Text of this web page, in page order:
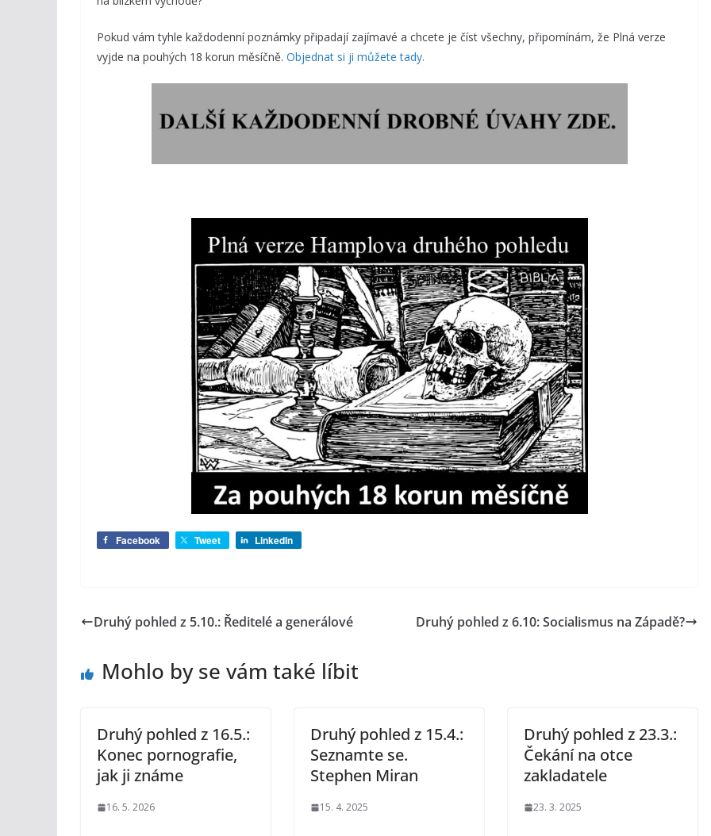
Pokud vám tyhle každodenní poznámky připadají zajímavé a chcete je číst všechny, připomínám, že Plná verze
vyjde na pouhých 18 korun měsíčně. Objednat si ji můžete tady.
Facebook Tweet LinkedIn
Druhý pohled z 5.10.: Ředitelé a generálové Druhý pohled z 6.10: Socialismus na Západě?
Mohlo by se vám také líbit
Druhý pohled z 16.5.:
Konec pornografie,
jak ji známe
16. 5. 2026
Druhý pohled z 15.4.:
Seznamte se.
Stephen Miran
15. 4. 2025
Druhý pohled z 23.3.:
Čekání na otce
zakladatele
23. 3. 2025